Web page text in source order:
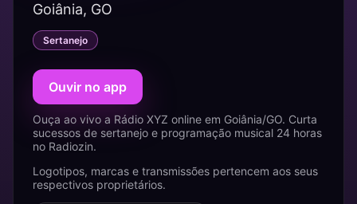
Goiânia, GO
Sertanejo
Ouvir no app
Ouça ao vivo a Rádio XYZ online em Goiânia/GO. Curta
sucessos de sertanejo e programação musical 24 horas
no Radiozin.
Logotipos, marcas e transmissões pertencem aos seus
respectivos proprietários.